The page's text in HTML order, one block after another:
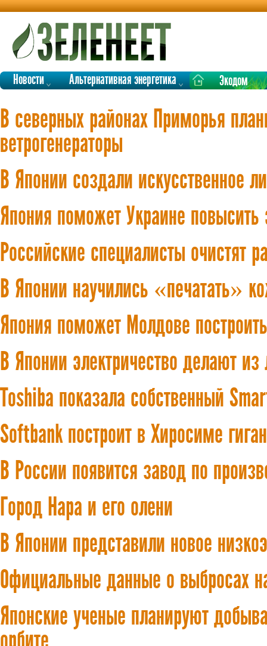
Новости Альтернативная энергетика Экодом
В северных районах Приморья
ветрогенераторы
В Японии создали искусственное
Япония поможет Украине повысить
Российские специалисты очистят
В Японии научились «печатать»
Япония поможет Молдове
В Японии электричество делают
Toshiba показала собственный
Softbank построит в Хиросиме
В России появится завод по
Город Нара и его олени
В Японии представили новое
Официальные данные о выбросах
Японские ученые планируют